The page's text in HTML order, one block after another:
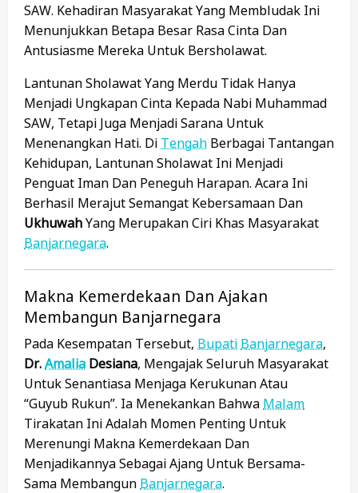
SAW. Kehadiran Masyarakat Yang Membludak Ini
Menunjukkan Betapa Besar Rasa Cinta Dan
Antusiasme Mereka Untuk Bersholawat.
Lantunan Sholawat Yang Merdu Tidak Hanya
Menjadi Ungkapan Cinta Kepada Nabi Muhammad
SAW, Tetapi Juga Menjadi Sarana Untuk
Menenangkan Hati. Di Tengah Berbagai Tantangan
Kehidupan, Lantunan Sholawat Ini Menjadi
Penguat Iman Dan Peneguh Harapan. Acara Ini
Berhasil Merajut Semangat Kebersamaan Dan
UkhuwahYang Merupakan Ciri Khas Masyarakat
Banjarnegara.
Makna Kemerdekaan Dan Ajakan
Membangun Banjarnegara
Pada Kesempatan Tersebut, Bupati Banjarnegara,
Dr.Amalia Desiana, Mengajak Seluruh Masyarakat
Untuk Senantiasa Menjaga Kerukunan Atau
“guyub Rukun”. Ia Menekankan Bahwa Malam
Tirakatan Ini Adalah Momen Penting Untuk
Merenungi Makna Kemerdekaan Dan
Menjadikannya Sebagai Ajang Untuk Bersama-
Sama Membangun Banjarnegara.